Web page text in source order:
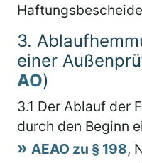
3.
einer
AO)
3.1 Der Ablauf der
durch den Beginn
AEAO zu § 198,